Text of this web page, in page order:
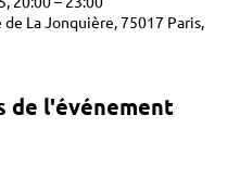
de La Jonquière, 75017 Paris,
de l'événement